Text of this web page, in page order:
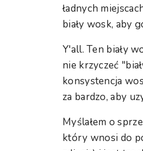
ładnych
biały wosk, aby
Y'all. Ten biały
nie krzyczeć
konsystencja
za bardzo, aby
Myślałem o
który wnosi do